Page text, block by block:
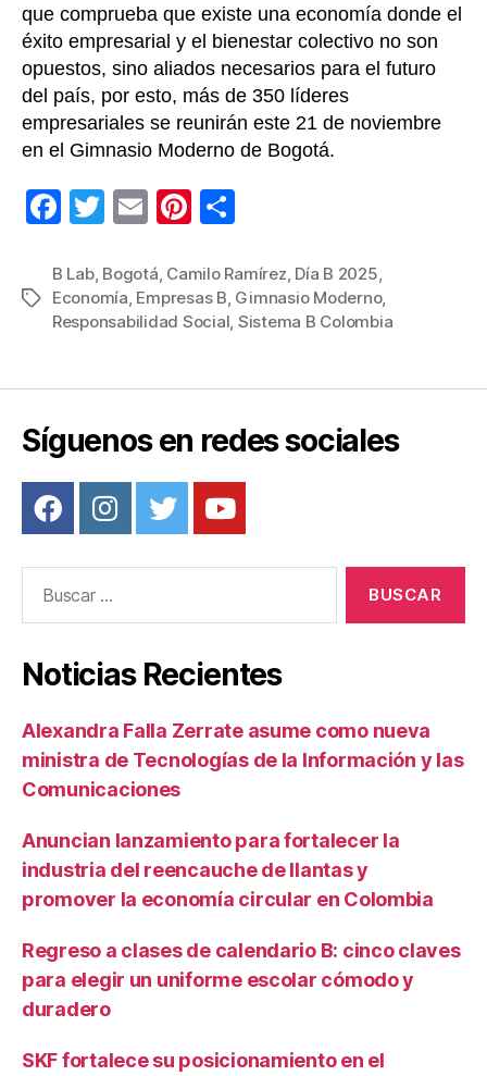
que comprueba que existe una economía donde el
éxito empresarial y el bienestar colectivo no son
opuestos, sino aliados necesarios para el futuro
del país, por esto, más de 350 líderes
empresariales se reunirán este 21 de noviembre
en el Gimnasio Moderno de Bogotá.
F
c
e
o
k
T
tt
er
E
ail
Pi
er
e
m
p
tir
Etiquetas
B Lab, Bogotá Camilo Ramírez Día B 2025
Economía Empresas B Gimnasio Moderno,
Responsabilidad Social Sistema B Colombia
Síguenos en redes sociales
Noticias Recientes
Alexandra Falla Zerrate asume como nueva
ministra de Tecnologías de la Información y las
Comunicaciones
Anuncian lanzamiento para fortalecer la
industria del reencauche de llantas y
promover la economía circular en Colombia
Regreso a clases de calendario B: cinco claves
para elegir un uniforme escolar cómodo y
duradero
SKF fortalece su posicionamiento en el